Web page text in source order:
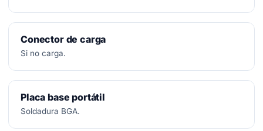
Conector de carga
Si no carga.
Placa base portátil
Soldadura BGA.